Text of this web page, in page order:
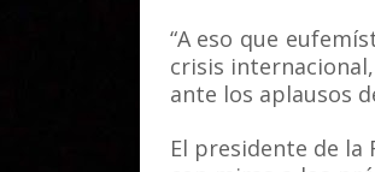
“A eso que
crisis
ante los aplausos
El presidente de la